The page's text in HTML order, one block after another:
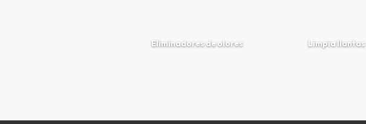
Eliminadores de olores Limpia llantas